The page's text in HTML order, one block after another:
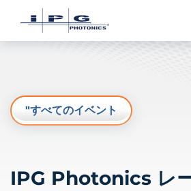
"すべてのイベント
IPG Photonics レ